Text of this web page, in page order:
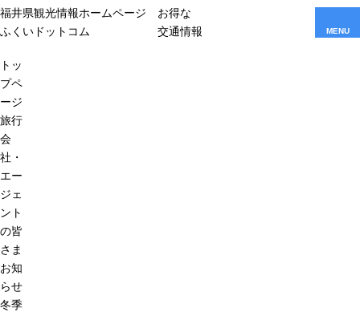
福井県観光情報ホームページ
ふくいドットコム
お得な
交通情報
MENU
トッ
プペ
ージ
旅行
会
社・
エー
ジェ
ント
の皆
さま
お知
らせ
冬季